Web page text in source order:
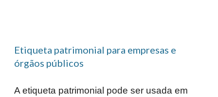
Etiqueta patrimonial para empresas e
órgãos públicos
A etiqueta patrimonial pode ser usada em